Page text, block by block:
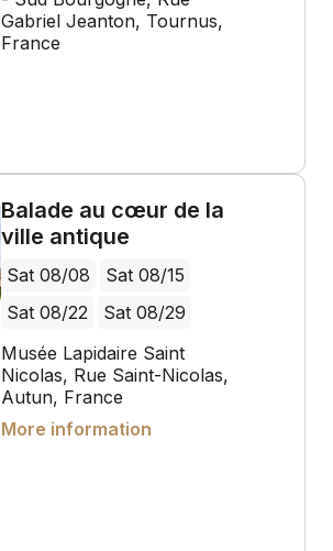
Gabriel Jeanton, Tournus,
France
Balade au cœur de la
ville antique
Sat 08/08
Sat 08/15
Sat 08/22
Sat 08/29
Musée Lapidaire Saint
Nicolas, Rue Saint-Nicolas,
Autun, France
More information